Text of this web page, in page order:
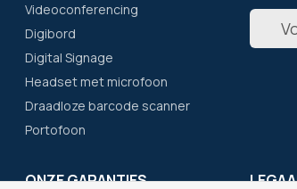
Videoconferencing
Digibord
Digital Signage
Headset met microfoon
Draadloze barcode scanner
Portofoon
op
ONZE GARANTIES